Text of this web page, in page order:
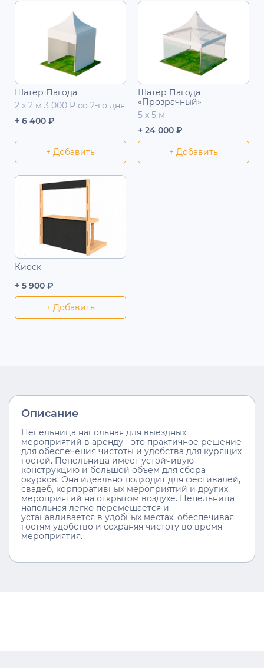
Шатер Пагода
2 x 2 м 3 000 Р со 2-го дня
+ 6 400 ₽
+ Добавить
Шатер Пагода
«Прозрачный»
5 x 5 м
+ 24 000 ₽
+ Добавить
Киоск
+ 5 900 ₽
+ Добавить
Описание
Пепельница напольная для выездных
мероприятий в аренду - это практичное решение
для обеспечения чистоты и удобства для курящих
гостей. Пепельница имеет устойчивую
конструкцию и большой объём для сбора
окурков. Она идеально подходит для фестивалей,
свадеб, корпоративных мероприятий и других
мероприятий на открытом воздухе. Пепельница
напольная легко перемещается и
устанавливается в удобных местах, обеспечивая
гостям удобство и сохраняя чистоту во время
мероприятия.